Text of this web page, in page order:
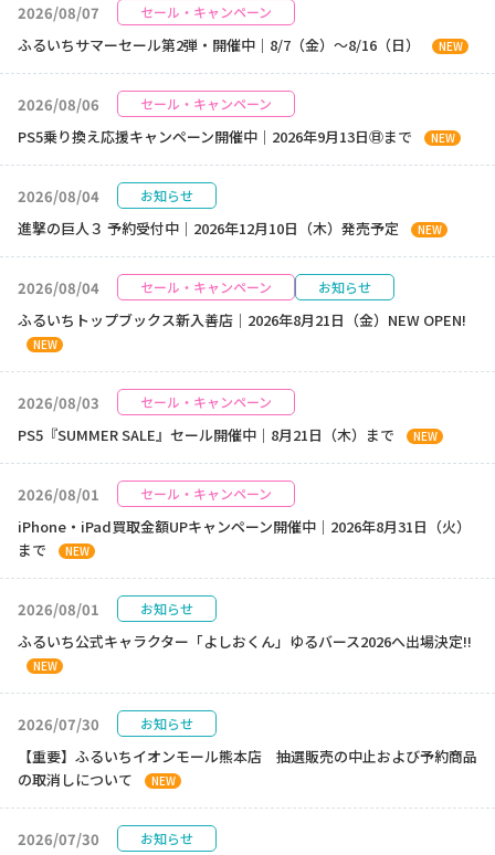
2026/08/07 セール・キャンペーン
ふるいちサマーセール第2弾・開催中｜8/7（金）～8/16（日） NEW
2026/08/06 セール・キャンペーン
PS5乗り換え応援キャンペーン開催中｜2026年9月13日㊐まで NEW
2026/08/04 お知らせ
進撃の巨人３ 予約受付中｜2026年12月10日（木）発売予定 NEW
2026/08/04 セール・キャンペーン お知らせ
ふるいちトップブックス新入善店｜2026年8月21日（金）NEW OPEN!
NEW
2026/08/03 セール・キャンペーン
PS5『SUMMER SALE』セール開催中｜8月21日（木）まで NEW
2026/08/01 セール・キャンペーン
iPhone・iPad買取金額UPキャンペーン開催中｜2026年8月31日（火）
まで
NEW
2026/08/01 お知らせ
ふるいち公式キャラクター「よしおくん」ゆるバース2026へ出場決定!!
NEW
2026/07/30 お知らせ
【重要】ふるいちイオンモール熊本店 抽選販売の中止および予約商品
の取消しについて
NEW
2026/07/30 お知らせ